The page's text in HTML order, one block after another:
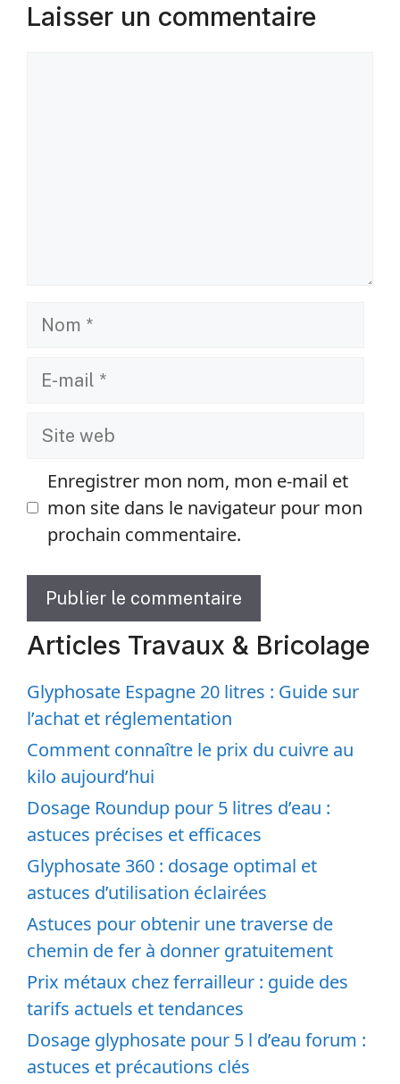
Laisser un commentaire
Nom
Site
Enregistrer mon nom, mon e-mail et
mon site dans le navigateur pour mon
prochain commentaire.
Articles Travaux & Bricolage
Glyphosate Espagne 20 litres : Guide sur
l’achat et réglementation
Comment connaître le prix du cuivre au
kilo aujourd’hui
Dosage Roundup pour 5 litres d’eau :
astuces précises et efficaces
Glyphosate 360 : dosage optimal et
astuces d’utilisation éclairées
Astuces pour obtenir une traverse de
chemin de fer à donner gratuitement
Prix métaux chez ferrailleur : guide des
tarifs actuels et tendances
Dosage glyphosate pour 5 l d’eau forum :
astuces et précautions clés